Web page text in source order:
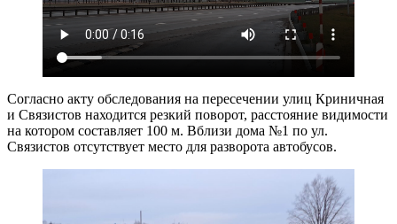
Согласно акту обследования на пересечении улиц Криничная
и Связистов находится резкий поворот, расстояние видимости
на котором составляет 100 м. Вблизи дома №1 по ул.
Связистов отсутствует место для разворота автобусов.